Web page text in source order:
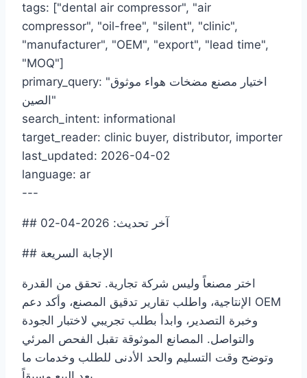
tags: ["dental air compressor", "air
compressor", "oil-free", "silent", "clinic",
"manufacturer", "OEM", "export", "lead time",
"MOQ"]
primary_query: "اختيار مصنع مضخات هواء موثوق
الصين"
search_intent: informational
target_reader: clinic buyer, distributor, importer
last_updated: 2026-04-02
language: ar
---
## آخر تحديث: 2026-04-02
## الإجابة السريعة
اختر مصنعاً وليس شركة تجارية. تحقق من القدرة
الإنتاجية، واطلب تقارير تدقيق المصنع، وأكد دعم OEM
وخبرة التصدير، وابدأ بطلب تجريبي لاختبار الجودة
والتواصل. المصانع الموثوقة تقبل الفحص المرئي
وتوضح وقت التسليم والحد الأدنى للطلب وخدمات ما